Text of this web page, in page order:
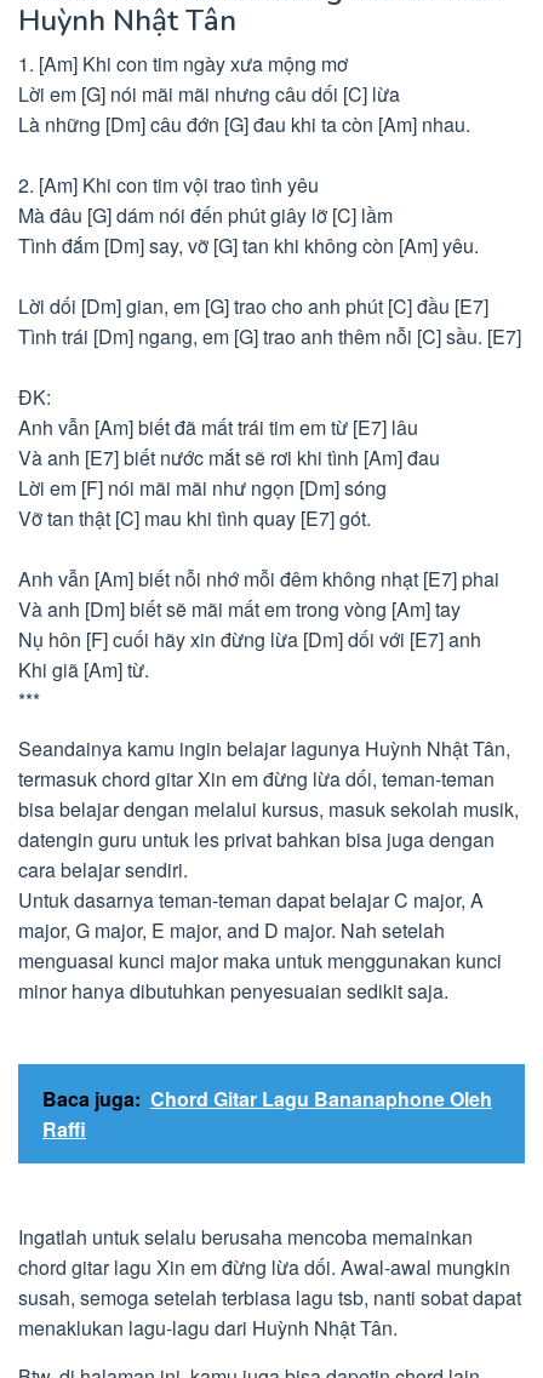
Huỳnh Nhật Tân
1. [Am] Khi con tim ngày xưa mộng mơ
Lời em [G] nói mãi mãi nhưng câu dối [C] lừa
Là những [Dm] câu đớn [G] đau khi ta còn [Am] nhau.
2. [Am] Khi con tim vội trao tình yêu
Mà đâu [G] dám nói đến phút giây lỡ [C] lầm
Tình đắm [Dm] say, vỡ [G] tan khi không còn [Am] yêu.
Lời dối [Dm] gian, em [G] trao cho anh phút [C] đầu [E7]
Tình trái [Dm] ngang, em [G] trao anh thêm nỗi [C] sầu. [E7]
ĐK:
Anh vẫn [Am] biết đã mất trái tim em từ [E7] lâu
Và anh [E7] biết nước mắt sẽ rơi khi tình [Am] đau
Lời em [F] nói mãi mãi như ngọn [Dm] sóng
Vỡ tan thật [C] mau khi tình quay [E7] gót.
Anh vẫn [Am] biết nỗi nhớ mỗi đêm không nhạt [E7] phai
Và anh [Dm] biết sẽ mãi mất em trong vòng [Am] tay
Nụ hôn [F] cuối hãy xin đừng lừa [Dm] dối với [E7] anh
Khi giã [Am] từ.
***
Seandainya kamu ingin belajar lagunya Huỳnh Nhật Tân,
termasuk chord gitar Xin em đừng lừa dối, teman-teman
bisa belajar dengan melalui kursus, masuk sekolah musik,
datengin guru untuk les privat bahkan bisa juga dengan
cara belajar sendiri.
Untuk dasarnya teman-teman dapat belajar C major, A
major, G major, E major, and D major. Nah setelah
menguasai kunci major maka untuk menggunakan kunci
minor hanya dibutuhkan penyesuaian sedikit saja.
Baca juga: Chord Gitar Lagu Bananaphone Oleh
Raffi
Ingatlah untuk selalu berusaha mencoba memainkan
chord gitar lagu Xin em đừng lừa dối. Awal-awal mungkin
susah, semoga setelah terbiasa lagu tsb, nanti sobat dapat
menaklukan lagu-lagu dari Huỳnh Nhật Tân.